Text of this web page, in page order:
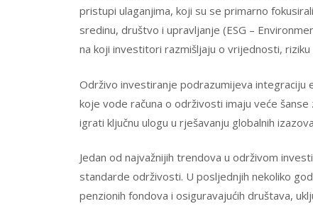
pristupi ulaganjima, koji su se primarno
sredinu, društvo i upravljanje (ESG –
na koji investitori razmišljaju o vrijednosti,
Održivo investiranje podrazumijeva integraciju
koje vode računa o održivosti imaju veće
igrati ključnu ulogu u rješavanju globalnih
Jedan od najvažnijih trendova u održivom
standarde održivosti. U posljednjih nekoliko
penzionih fondova i osiguravajućih društava,